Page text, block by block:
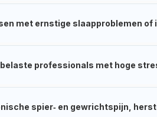
aanvulling, tweemaal daags
met ernstige slaapproblemen of
in JAMA Network Open (2024)
de Luna maakt het mogelijk om
professionals met hoge
kan de activering van de
spier‑ en gewrichtspijn,